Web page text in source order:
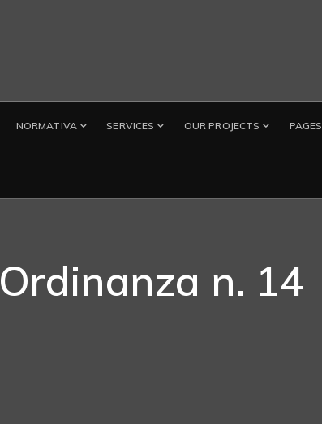
NORMATIVA SERVICES OUR PROJECTS PAGES
Ordinanza n. 14